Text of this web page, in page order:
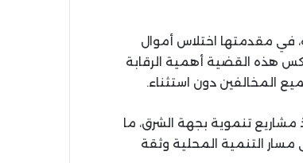
في مقدمتها اختلاس أموال
هذه القضية أهمية الرقابة
المخالفين دون استثناء.
تنموية بجهة الشرق، ما
التنمية المحلية وثقة